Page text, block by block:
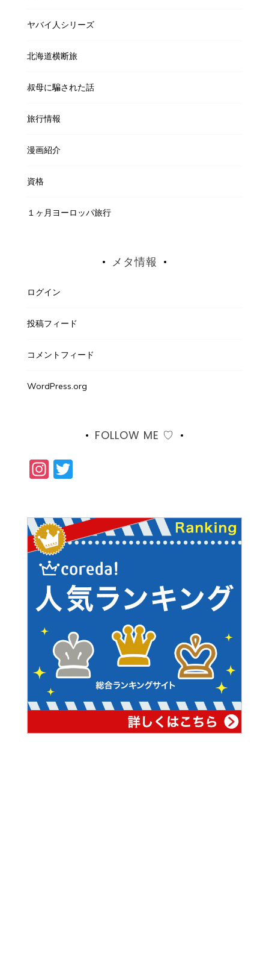
ヤバイ人シリーズ
北海道横断旅
叔母に騙された話
旅行情報
漫画紹介
資格
１ヶ月ヨーロッパ旅行
メタ情報
ログイン
投稿フィード
コメントフィード
WordPress.org
FOLLOW ME ♡
Instagram
Twitter